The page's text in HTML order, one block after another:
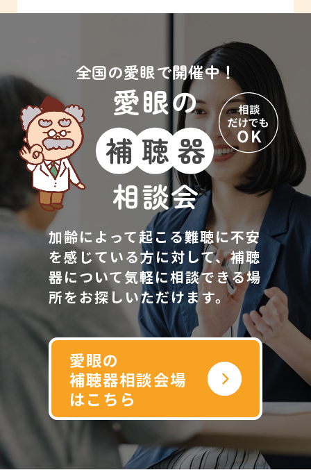
ようになっていますが、
ある範囲を超えた変化に
は買替えが必要な場合も
あります。
いただきました販売店に
お確かめください。）
な厨房の中、漁師さんの
仕事など水がつきやすい
環境です。
汗による故障
耳かけ型補聴器は耳にか
ける補聴器なので、夏な
ど汗をかきますと、耳の
後ろに流れる汗が補聴器
本体の中にしみこみ部品
が腐食するケースがあり
ます。汗で補聴器が湿っ
た場合は、乾いたハンカ
チややわらかい布等でふ
き取り、乾燥剤の入った
ケースに保管することを
電池の交換
電池の向きが反対になっ
ている可能性があります
ので、電池の向きを確認
してください。
電池切れの可能性もあり
ますので、電池を交換し
てみましょう。
くわしくはお買い上げい
ただきました販売店にお
たずねください。
全国の愛眼で開催中！
愛眼の
補聴器
相談会
加齢によって起こる難聴に不安
を感じている方に対して、補聴
器について気軽に相談できる場
所をお探しいただけます。
愛眼の
補聴器相談会場
はこちら